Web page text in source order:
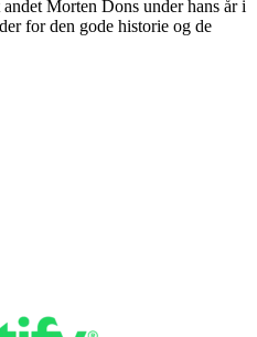
Morten Dons under hans år i
for den gode historie og de